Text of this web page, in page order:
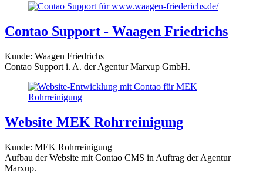
Contao Support - Waagen Friedrichs
Kunde: Waagen Friedrichs
Contao Support i. A. der Agentur Marxup GmbH.
Website MEK Rohrreinigung
Kunde: MEK Rohrreinigung
Aufbau der Website mit Contao CMS in Auftrag der Agentur
Marxup.